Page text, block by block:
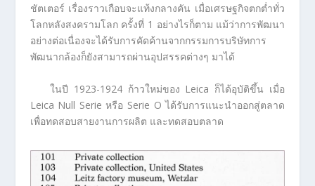
ชัตเตอร์ เรื่องราวเกือบจะแท้งกลางคัน เมื่อเศรษฐกิจตกต่ำทั่ว
โลกหลังสงครามโลก ครั้งที่ 1 อย่างไรก็ตาม แม้ว่าการพัฒนา
อย่างต่อเนื่องจะได้รับการคัดค้านจากกรรมการบริษัทการ
พัฒนากล้องก็ยังสามารถผ่านอุปสรรคต่างๆ มาได้
ในปี 1923-1924 ก้าวใหม่ของ Leica ก็ได้อุบัติขึ้น เมื่อ
Leica Null Serie หรือ Serie O ได้รับการแนะนำออกสู่ตลาด
เพื่อทดสอบสายงานการผลิต และทดสอบตลาด